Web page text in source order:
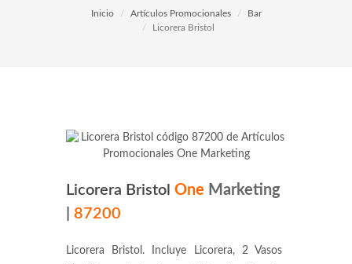
Inicio Artículos Promocionales
Bar
Licorera Bristol
Licorera Bristol One Marketing
87200
Licorera Bristol. Incluye Licorera, 2 Vasos